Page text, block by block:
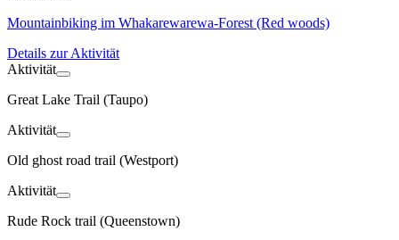
Mountainbiking im Whakarewarewa-Forest (Red woods)
Details zur Aktivität
Aktivität
Great Lake Trail (Taupo)
Aktivität
Old ghost road trail (Westport)
Aktivität
Rude Rock trail (Queenstown)